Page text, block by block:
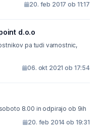
20. feb 2017 ob 11:17
d.o.o
pa tudi varnostnic,
06. okt 2021 ob 17:54
8.00 in odpirajo ob 9ih
20. feb 2014 ob 19:31